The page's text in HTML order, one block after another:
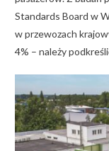
Standards Board w
w przewozach
4% – należy